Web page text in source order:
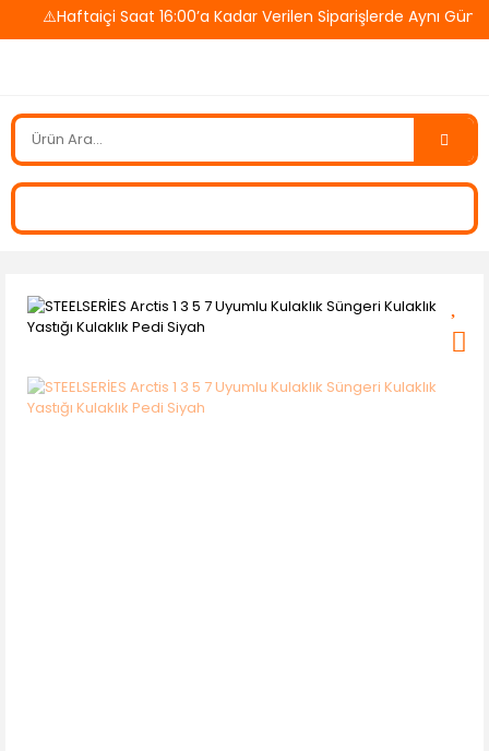
⚠️Haftaiçi Saat 16:00’a Kadar Verilen Siparişlerde Aynı Gün